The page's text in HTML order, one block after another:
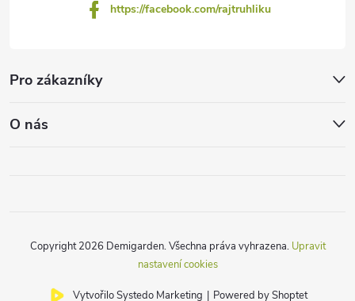
https://facebook.com/rajtruhliku
Pro zákazníky
O nás
Vytvořilo Systedo Marketing | Powered by Shoptet
Copyright 2026 Demigarden. Všechna práva vyhrazena. Upravit
nastavení cookies